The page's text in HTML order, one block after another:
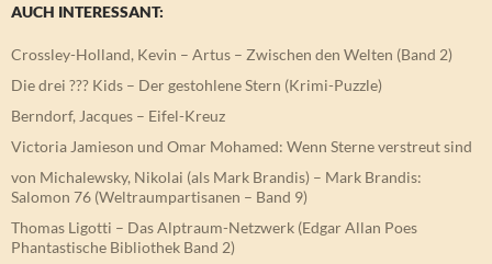
AUCH INTERESSANT:
Crossley-Holland, Kevin – Artus – Zwischen den Welten (Band 2)
Die drei ??? Kids – Der gestohlene Stern (Krimi-Puzzle)
Berndorf, Jacques – Eifel-Kreuz
Victoria Jamieson und Omar Mohamed: Wenn Sterne verstreut sind
von Michalewsky, Nikolai (als Mark Brandis) – Mark Brandis:
Salomon 76 (Weltraumpartisanen – Band 9)
Thomas Ligotti – Das Alptraum-Netzwerk (Edgar Allan Poes
Phantastische Bibliothek Band 2)